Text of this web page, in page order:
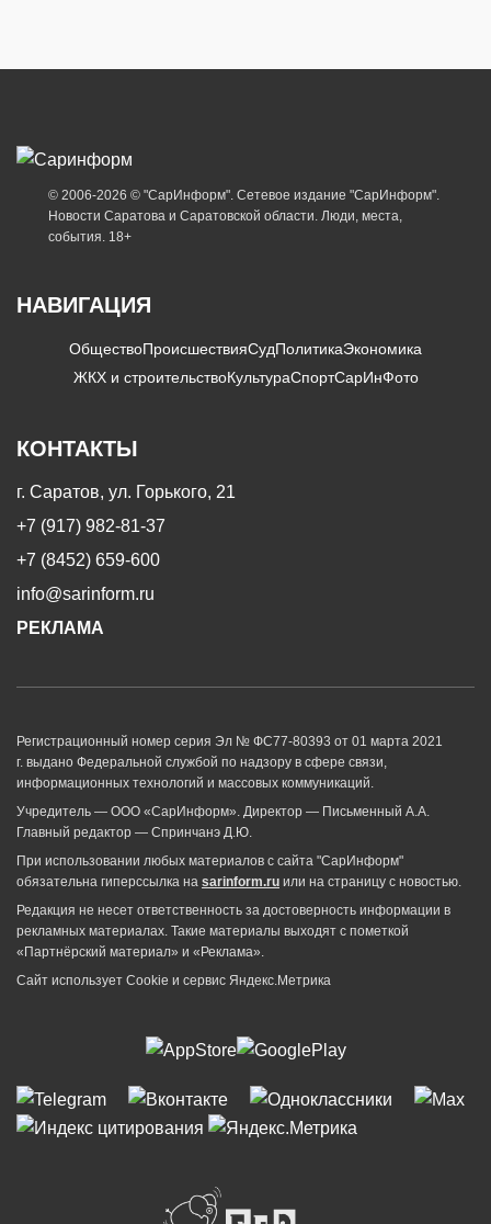
© 2006-2026 © "СарИнформ". Сетевое издание "СарИнформ".
Новости Саратова и Саратовской области. Люди, места,
события. 18+
НАВИГАЦИЯ
ОбществоПроисшествияСудПолитикаЭкономика
ЖКХ и строительствоКультураСпортСарИнФото
КОНТАКТЫ
г. Саратов, ул. Горького, 21
+7 (917) 982-81-37
+7 (8452) 659-600
info@sarinform.ru
РЕКЛАМА
Регистрационный номер серия Эл № ФС77-80393 от 01 марта 2021
г. выдано Федеральной службой по надзору в сфере связи,
информационных технологий и массовых коммуникаций.
Учредитель — ООО «СарИнформ». Директор — Письменный А.А.
Главный редактор — Спринчанэ Д.Ю.
При использовании любых материалов с сайта "СарИнформ"
обязательна гиперссылка на sarinform.ru или на страницу с новостью.
Редакция не несет ответственность за достоверность информации в
рекламных материалах. Такие материалы выходят с пометкой
«Партнёрский материал» и «Реклама».
Сайт использует Cookie и сервиc Яндекс.Метрика